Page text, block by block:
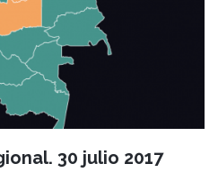
30 julio 2017